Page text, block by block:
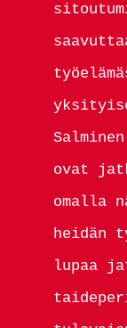
ovat
omalla
heidän
lupaa